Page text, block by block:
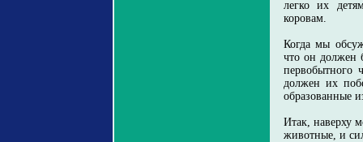
легко их
коровам.
Когда мы
что он должен
должен их
образованные
Итак, наверху
животные, и